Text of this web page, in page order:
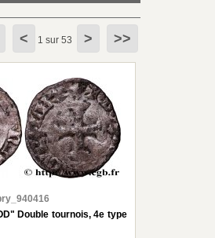
< 1 sur 53 > >>
Double tournois, 4e type